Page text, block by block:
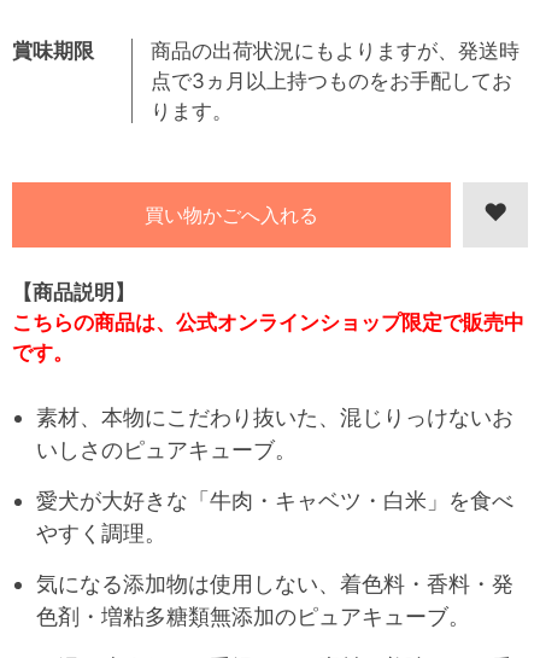
賞味期限
商品の出荷状況にもよりますが、発送時
点で3ヵ月以上持つものをお手配してお
ります。
【商品説明】
こちらの商品は、公式オンラインショップ限定で販売中
です。
素材、本物にこだわり抜いた、混じりっけないお
いしさのピュアキューブ。
愛犬が大好きな「牛肉・キャベツ・白米」を食べ
やすく調理。
気になる添加物は使用しない、着色料・香料・発
色剤・増粘多糖類無添加のピュアキューブ。